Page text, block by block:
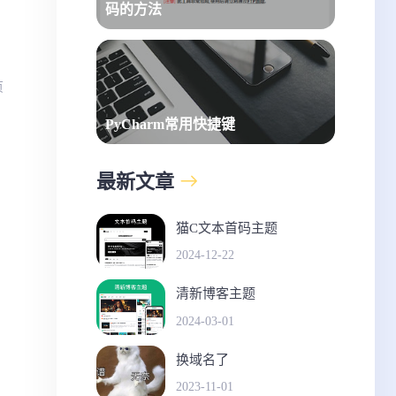
码的方法
PyCharm常用快捷键
最新文章
猫C文本首码主题
2024-12-22
清新博客主题
2024-03-01
换域名了
2023-11-01